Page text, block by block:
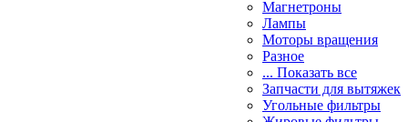
Магнетроны
Лампы
Моторы вращения
Разное
... Показать все
Запчасти для вытяжек
Угольные фильтры